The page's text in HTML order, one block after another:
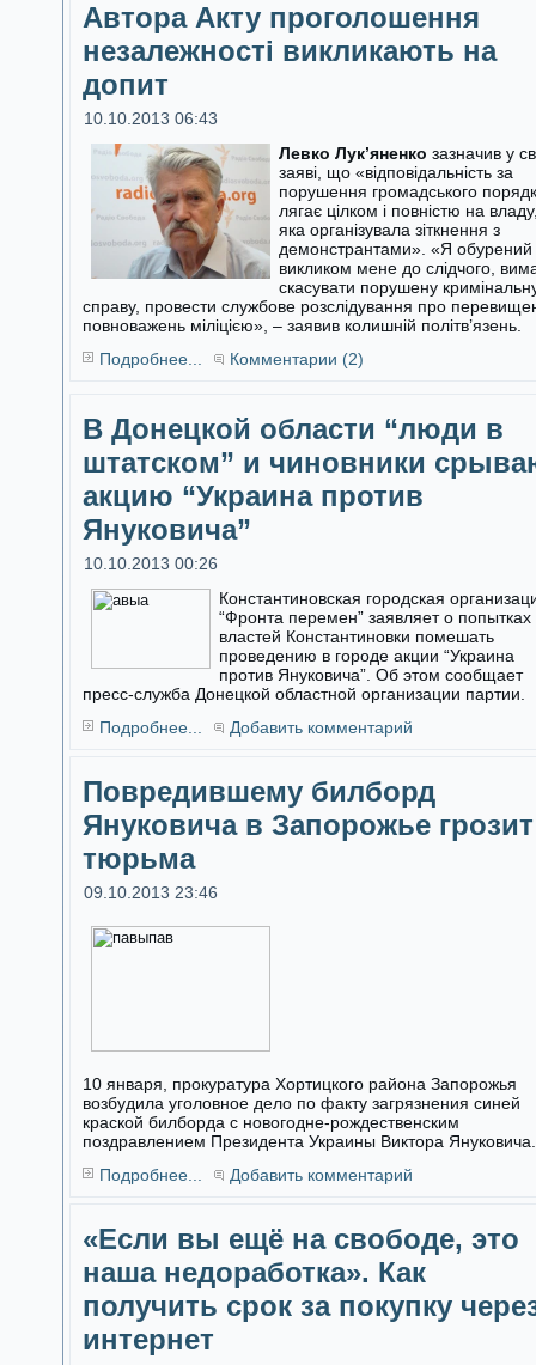
Автора Акту проголошення
незалежності викликають на
допит
10.10.2013 06:43
Левко Лук’яненко зазначив у
заяві, що «відповідальність за
порушення громадського
лягає цілком і повністю на
яка організувала зіткнення з
демонстрантами». «Я обурений
викликом мене до слідчого,
скасувати порушену
справу, провести службове розслідування про
повноважень міліцією», – заявив колишній політв’язень.
Подробнее...
Комментарии (2)
В Донецкой области “люди в
штатском” и чиновники
акцию “Украина против
Януковича”
10.10.2013 00:26
Константиновская городская
“Фронта перемен” заявляет о попытках
властей Константиновки помешать
проведению в городе акции “Украина
против Януковича”. Об этом сообщает
пресс-служба Донецкой областной организации партии.
Подробнее...
Добавить комментарий
Повредившему билборд
Януковича в Запорожье грозит
тюрьма
09.10.2013 23:46
10 января, прокуратура Хортицкого района Запорожья
возбудила уголовное дело по факту загрязнения синей
краской билборда с новогодне-рождественским
поздравлением Президента Украины Виктора Януковича.
Подробнее...
Добавить комментарий
«Если вы ещё на свободе, это
наша недоработка». Как
получить срок за покупку
интернет